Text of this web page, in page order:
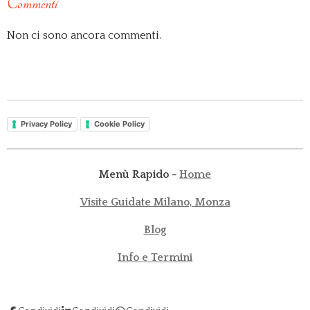
Non ci sono ancora commenti.
Privacy Policy Cookie Policy
Menù Rapido - Home
Visite Guidate Milano, Monza
Blog
Info e Termini